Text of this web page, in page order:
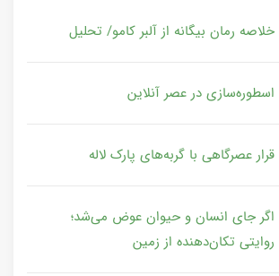
خلاصه رمان بیگانه از آلبر کامو/ تحلیل
اسطوره‌سازی در عصر آنلاین
قرار عصرگاهی با گربه‌های پارک لاله
اگر جای انسان و حیوان عوض می‌شد؛
روایتی تکان‌دهنده از زمین